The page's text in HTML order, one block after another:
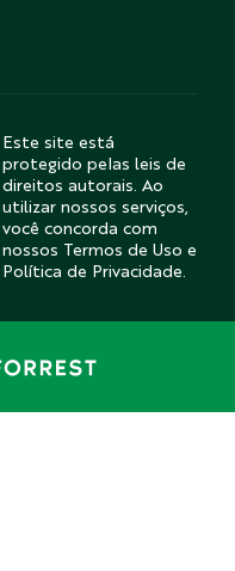
Este site está
protegido pelas leis de
direitos autorais. Ao
utilizar nossos serviços,
você concorda com
nossos Termos de Uso e
Política de Privacidade.